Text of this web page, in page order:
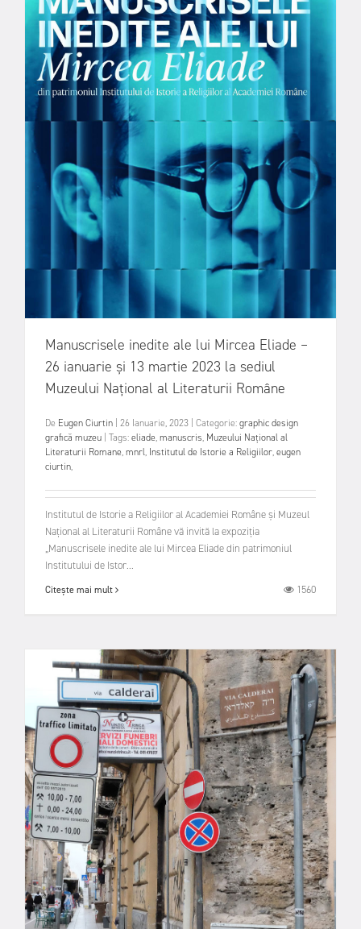
Manuscrisele inedite ale lui Mircea Eliade –
26 ianuarie și 13 martie 2023 la sediul
Muzeului Național al Literaturii Române
De Eugen Ciurtin 26 Ianuarie, 2023 Categorie:graphic design
grafică muzeu Tags:eliade,manuscris, Muzeului Național al
Literaturii Romane,mnrl, Institutul de Istorie a Religiilor,eugen
ciurtin,
Institutul de Istorie a Religiilor al Academiei Române și Muzeul
Național al Literaturii Române vă invită la expoziția
„Manuscrisele inedite ale lui Mircea Eliade din patrimoniul
Institutului de Istor...
Citește mai mult 1560